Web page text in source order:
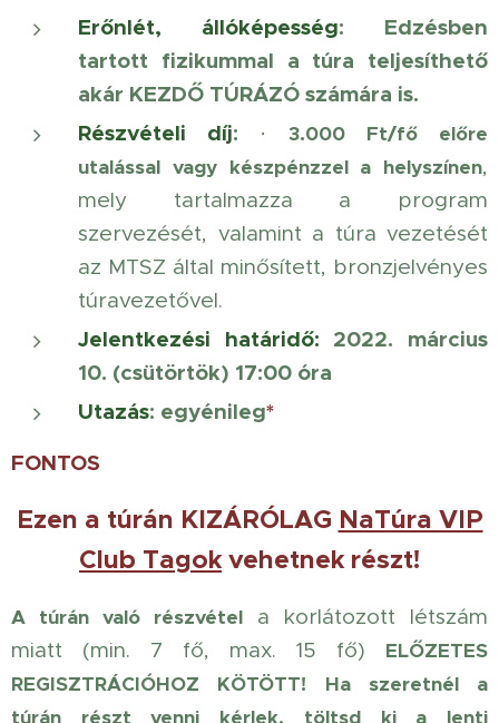
Erőnlét, állóképesség: Edzésben
tartott fizikummal a túra teljesíthető
akár KEZDŐ TÚRÁZÓ számára is.
Részvételi díj: · 3.000 Ft/fő előre
utalással vagy készpénzzel a helyszínen,
mely tartalmazza a program
szervezését, valamint a túra vezetését
az MTSZ által minősített, bronzjelvényes
túravezetővel.
Jelentkezési határidő: 2022. március
10. (csütörtök) 17:00 óra
Utazás: egyénileg*
FONTOS
Ezen a túrán KIZÁRÓLAG NaTúra VIP
Club Tagok vehetnek részt!
A túrán való részvétel a korlátozott létszám
miatt (min. 7 fő, max. 15 fő) ELŐZETES
REGISZTRÁCIÓHOZ KÖTÖTT!
Ha szeretnél a
túrán részt venni kérlek, töltsd ki a lenti